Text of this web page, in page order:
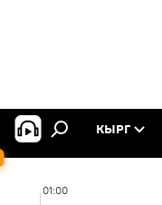
КЫРГ
01:00